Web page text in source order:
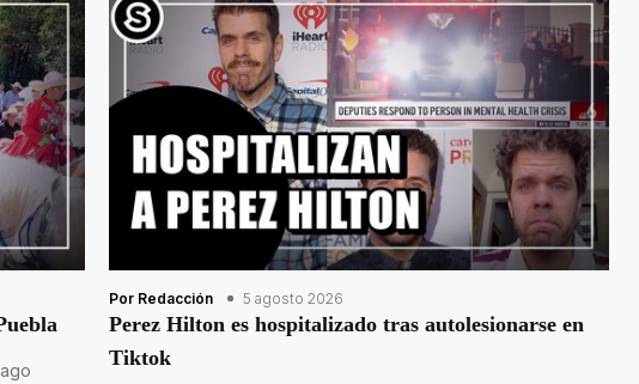
Por Redacción 5 agosto 2026
Perez Hilton es hospitalizado tras autolesionarse en
Tiktok